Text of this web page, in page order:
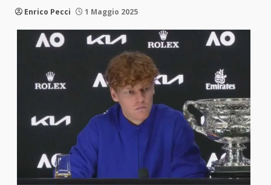
Enrico Pecci 1 Maggio 2025